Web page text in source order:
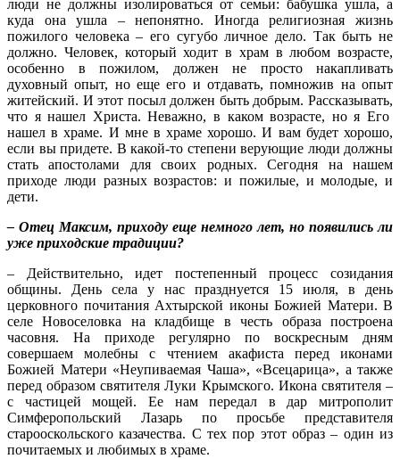
люди не должны изолироваться от семьи: бабушка ушла, а
куда она ушла – непонятно. Иногда религиозная жизнь
пожилого человека – его сугубо личное дело. Так быть не
должно. Человек, который ходит в храм в любом возрасте,
особенно в пожилом, должен не просто накапливать
духовный опыт, но еще его и отдавать, помножив на опыт
житейский. И этот посыл должен быть добрым. Рассказывать,
что я нашел Христа. Неважно, в каком возрасте, но я Его
нашел в храме. И мне в храме хорошо. И вам будет хорошо,
если вы придете. В какой-то степени верующие люди должны
стать апостолами для своих родных. Сегодня на нашем
приходе люди разных возрастов: и пожилые, и молодые, и
дети.
– Отец Максим, приходу еще немного лет, но появились ли
уже приходские традиции?
– Действительно, идет постепенный процесс созидания
общины. День села у нас празднуется 15 июля, в день
церковного почитания Ахтырской иконы Божией Матери. В
селе Новоселовка на кладбище в честь образа построена
часовня. На приходе регулярно по воскресным дням
совершаем молебны с чтением акафиста перед иконами
Божией Матери «Неупиваемая Чаша», «Всецарица», а также
перед образом святителя Луки Крымского. Икона святителя –
с частицей мощей. Ее нам передал в дар митрополит
Симферопольский Лазарь по просьбе представителя
старооскольского казачества. С тех пор этот образ – один из
почитаемых и любимых в храме.